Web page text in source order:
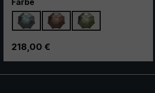
entsteht der Stockschirm "CM01-
KKJ" in sorgfältigster Handarbeit.
Der Regenschirm begeistert mit
und seinem eleganten Aussehen.
Die Schirmbespannung ist aus
hochwertigem, europäischem
Regulärer Preis:
218,00 €